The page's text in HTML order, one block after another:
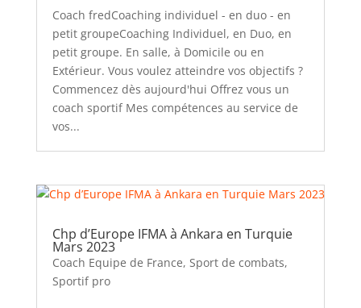
Coach fredCoaching individuel - en duo - en
petit groupeCoaching Individuel, en Duo, en
petit groupe. En salle, à Domicile ou en
Extérieur. Vous voulez atteindre vos objectifs ?
Commencez dès aujourd'hui Offrez vous un
coach sportif Mes compétences au service de
vos...
Chp d’Europe IFMA à Ankara en Turquie
Mars 2023
Coach Equipe de France, Sport de combats,
Sportif pro